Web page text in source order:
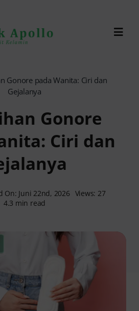
Gonore pada Wanita: Ciri dan
Gejalanya
Gonore
Ciri dan
On: Juni 22nd, 2026 Views: 27
4.3 min read